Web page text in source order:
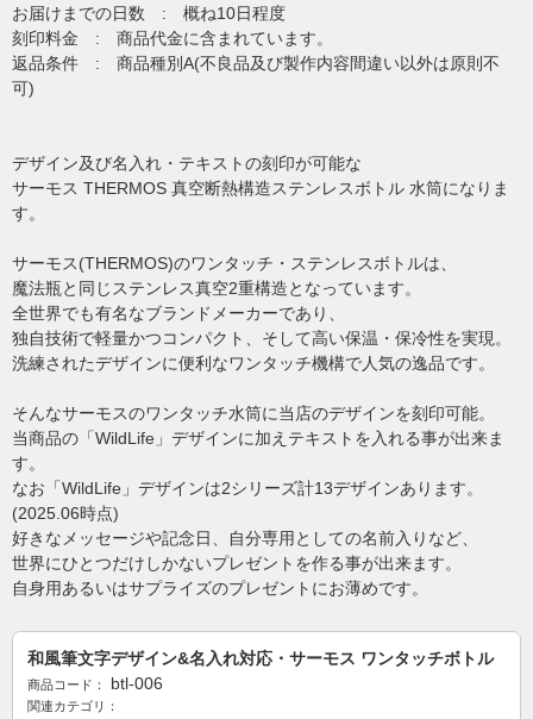
お届けまでの日数 : 概ね10日程度
刻印料金 : 商品代金に含まれています。
返品条件 : 商品種別A(不良品及び製作内容間違い以外は原則不
可)
デザイン及び名入れ・テキストの刻印が可能な
サーモス THERMOS 真空断熱構造ステンレスボトル 水筒になりま
す。
サーモス(THERMOS)のワンタッチ・ステンレスボトルは、
魔法瓶と同じステンレス真空2重構造となっています。
全世界でも有名なブランドメーカーであり、
独自技術で軽量かつコンパクト、そして高い保温・保冷性を実現。
洗練されたデザインに便利なワンタッチ機構で人気の逸品です。
そんなサーモスのワンタッチ水筒に当店のデザインを刻印可能。
当商品の「WildLife」デザインに加えテキストを入れる事が出来ま
す。
なお「WildLife」デザインは2シリーズ計13デザインあります。
(2025.06時点)
好きなメッセージや記念日、自分専用としての名前入りなど、
世界にひとつだけしかないプレゼントを作る事が出来ます。
自身用あるいはサプライズのプレゼントにお薄めです。
和風筆文字デザイン&名入れ対応・サーモス ワンタッチボトル
商品コード： btl-006
関連カテゴリ：